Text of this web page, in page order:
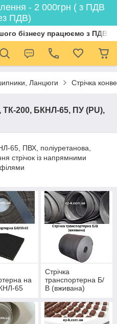
- 2 000грн ( з ПДВ
ПДВ)
бізнесу працюємо з ПДВ
Ланцюги Стрічка
ТК-200, БКНЛ-65, ПУ (PU),
65, ПВХ, поліуретанова,
стрічок із напрямними
на
65
Стрічка
транспортерна Б/
В (вживана)